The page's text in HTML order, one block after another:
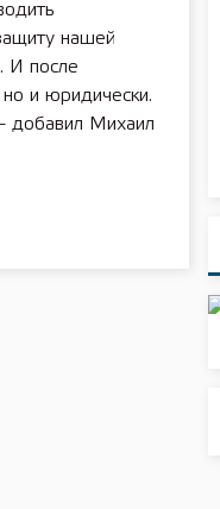
нашей
И после
и юридически.
добавил Михаил